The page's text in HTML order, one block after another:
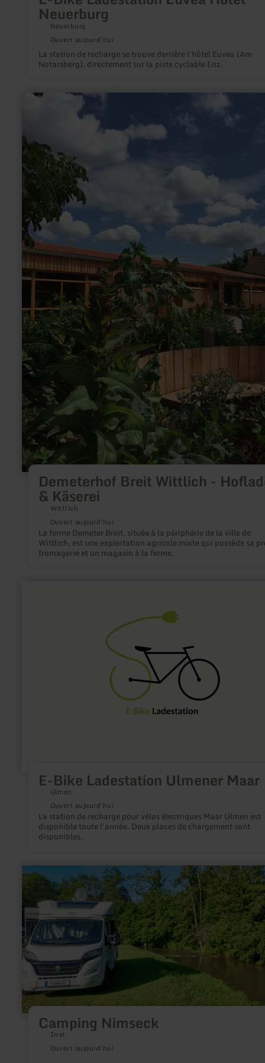
Neuerburg
Neuerburg
Ouvert aujourd'hui
La station de recharge se trouve derrière l'hôtel Euvea (Am
Notarsberg), directement sur la piste cyclable Enz.
Demeterhof Breit Wittlich -
& Käserei
Wittlich
Ouvert aujourd'hui
La ferme Demeter Breit, située à la périphérie de la ville de
Wittlich, est une exploitation agricole mixte qui possède sa
fromagerie et un magasin à la ferme.
:
Demeterhof
Breit
Wittlich
Hofladen
&amp;
Käserei
E-Bike Ladestation Ulmener Maar
Ulmen
Ouvert aujourd'hui
La station de recharge pour vélos électriques Maar Ulmen est
disponible toute l'année. Deux places de chargement sont
disponibles.
Camping Nimseck
Irrel
Ouvert aujourd'hui
savoir
Camping
Nimseck